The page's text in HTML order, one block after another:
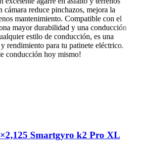
cámara reduce pinchazos, mejora la
mantenimiento. Compatible con el
mayor durabilidad y una conducción
estilo de conducción, es una
rendimiento para tu patinete eléctrico.
conducción hoy mismo!
Smartgyro k2 Pro XL